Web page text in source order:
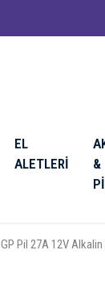
EL
ALETLERİ
&
GP Pil 27A 12V